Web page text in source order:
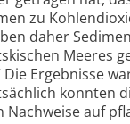
zu
daher
Meeres
Ergebnisse
konnten
Nachweise auf